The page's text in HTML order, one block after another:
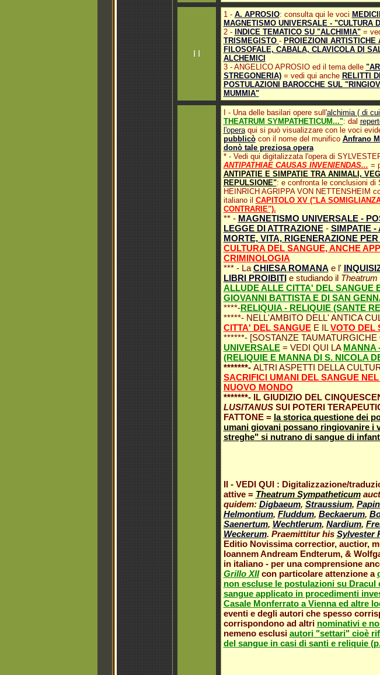
I I
1 - A. APROSIO: consulta qui le voci
MAGNETISMO UNIVERSALE - "CULTURA
2 -
INDICE TEMATICO SU "ALCHIMIA"=
TRISMEGISTO - PROIEZIONI ARTISTICHE
FILOSOFALE, CABALA, CLAVICOLA DI
ALCHEMICI
3 - ANGELICO APROSIO ed il tema delle
STREGONERIA)= vedi qui anche RELITTI
POSTULAZIONI BAROCCHE SUL
MUMMIA"
I - Una delle basilari opere sull'alchimia ( di
THEATRUM SYMPATHETICUM...": dal
l'operaqui si può visualizzare con le voci
pubblicòcon il nome del munifico Anfrano
donò tale preziosa opera
* - Vedi qui digitalizzata l'opera di
ANTIPATHIAE CAUSAS INVENIENDAS... =
ANTIPATIE E SIMPATIE TRA ANIMALI,
REPULSIONE": e confronta le conclusioni di
HEINRICH AGRIPPA VON NETTENSHEIM
italiano il CAPITOLO XV ("LA
CONTRARIE").
** - MAGNETISMO UNIVERSALE -
LEGGE DI ATTRAZIONE- SIMPATIE -
MORTE, VITA, RIGENERAZIONE
CULTURA DEL SANGUE, ANCHE
CRIMINOLOGIA
*** - La CHIESA ROMANA e l'
LIBRI PROIBITIe studiando il Theatrum
ALLUDE ALLE CITTA' DEL SANGUE
GIOVANNI BATTISTA E DI SAN
****-RELIQUIA - RELIQUIE (SANTE
*****- NELL'AMBITO DELL' ANTICA
CITTA' DEL SANGUEE ILVOTO DEL
******- [SOSTANZE
UNIVERSALE= VEDI QUI LA MANNA
(RELIQUIE E MANNA DI S. NICOLA
*******- ALTRI ASPETTI DELLA
SACRIFICI UMANI DEL SANGUE
NUOVO MONDO
*******- IL GIUDIZIO DEL
LUSITANUSSUI POTERI
FATTONE = la storica questione dei
umani giovani possano ringiovanire i
streghe" si nutrano di sangue di
II - VEDI QUI : Digitalizzazione/
attive = Theatrum Sympatheticum
quidem: Digbaeum, Straussium,
Helmontium, Fluddum, Beckaerum,
Saenertum, Wechtlerum, Nardium,
Weckerum. Praemittitur his Sylvester
Editio Novissima correctior, auctior,
Ioannem Andream Endterum, &
in italiano - per una comprensione
Grillo XIIcon particolare attenzione a
non escluse le postulazioni su Dracul
sangue applicato in procedimenti
Casale Monferrato a Vienna ed altre
eventi e degli autori che spesso
corrispondono ad altri nominativi e
nemeno esclusi autori "settari" cioè
del sangue in casi di santi e reliquie